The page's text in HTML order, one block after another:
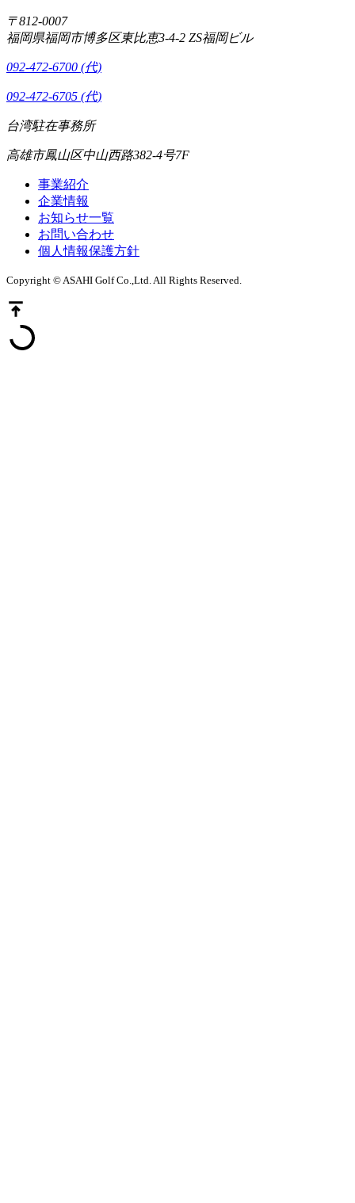
〒812-0007
福岡県福岡市博多区東比恵3-4-2 ZS福岡ビル
092-472-6700 (代)
092-472-6705 (代)
台湾駐在事務所
高雄市鳳山区中山西路382-4号7F
事業紹介
企業情報
お知らせ一覧
お問い合わせ
個人情報保護方針
Copyright © ASAHI Golf Co.,Ltd. All Rights Reserved.